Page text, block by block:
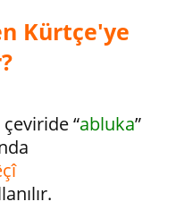
Kürtçe'ye
“abluka”